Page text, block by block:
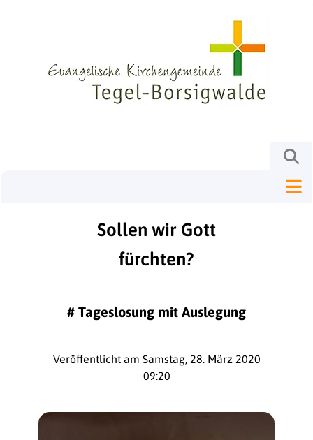
Sollen wir Gott
fürchten?
# Tageslosung mit Auslegung
Veröffentlicht am Samstag, 28. März 2020
09:20